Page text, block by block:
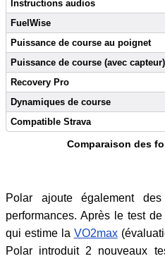
Instructions audios
FuelWise
Puissance de course au poignet
Puissance de course (avec capteur)
Recovery Pro
Dynamiques de course
Compatible Strava
Comparaison des
Polar ajoute également
performances. Après le test
qui estime la VO2max
Polar introduit 2 nouveaux